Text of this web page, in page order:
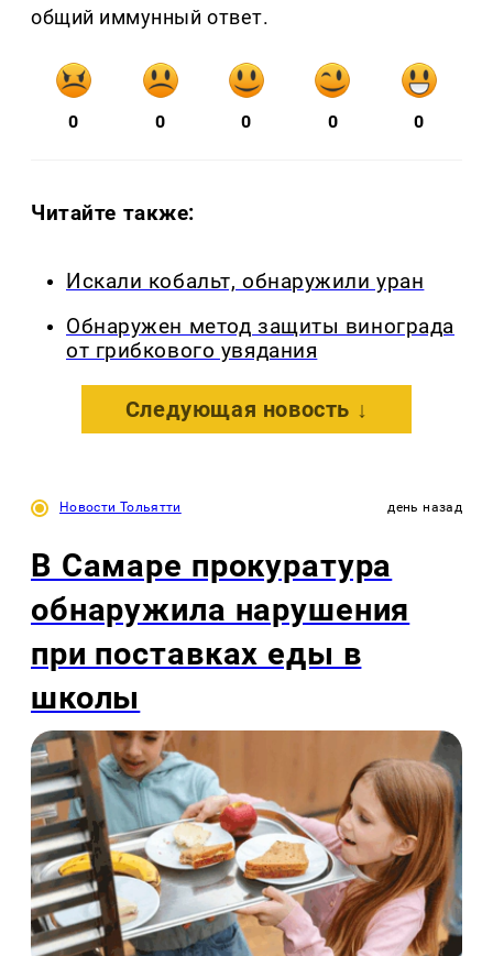
общий иммунный ответ.
0 0 0 0 0
Читайте также:
Искали кобальт, обнаружили уран
Обнаружен метод защиты винограда
от грибкового увядания
Следующая новость ↓
Новости Тольятти день назад
В Самаре прокуратура
обнаружила нарушения
при поставках еды в
школы